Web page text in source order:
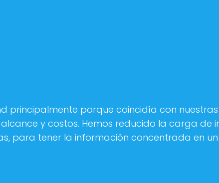
principalmente porque coincidía con
y costos. Hemos reducido la carga de
para tener la información concentrada en un